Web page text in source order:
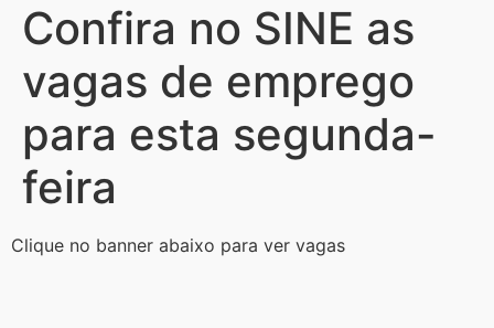
Confira no SINE as
vagas de emprego
para esta segunda-
feira
Clique no banner abaixo para ver vagas